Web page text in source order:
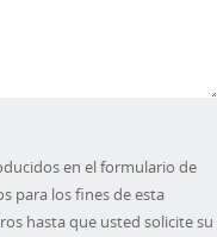
en el formulario de
para los fines de esta
hasta que usted solicite su